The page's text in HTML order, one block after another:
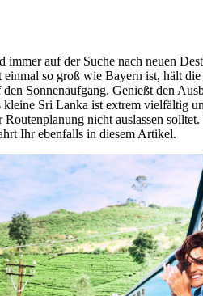
immer auf der Suche nach neuen
so groß wie Bayern ist, hält
Sonnenaufgang. Genießt den
kleine Sri Lanka ist extrem vielfältig
nicht auslassen
Ihr ebenfalls in diesem Artikel.